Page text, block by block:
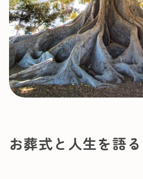
お葬式と人生を語